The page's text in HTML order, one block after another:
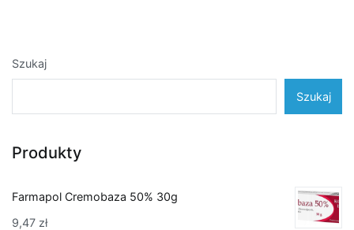
Szukaj
Szukaj
Produkty
Farmapol Cremobaza 50% 30g
9,47 zł